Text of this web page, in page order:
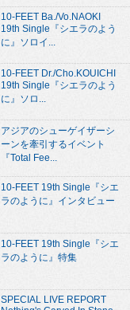
10-FEET Ba./Vo.NAOKI
19th Single『シエラのよう
に』ソロイ...
10-FEET Dr./Cho.KOUICHI
19th Single『シエラのよう
に』ソロ...
アジアのシューゲイザーシ
ーンを牽引するイベント
『Total Fee...
10-FEET 19th Single『シエ
ラのように』インタビュー
10-FEET 19th Single『シエ
ラのように』特集
SPECIAL LIVE REPORT